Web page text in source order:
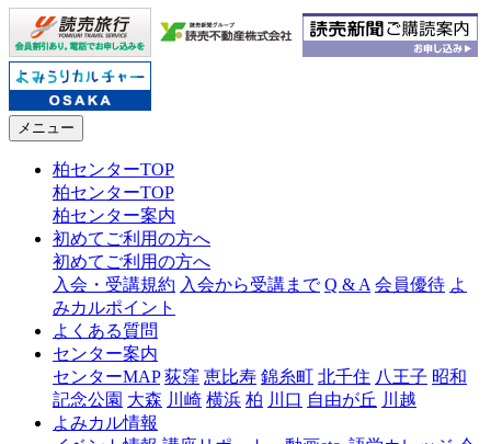
メニュー
柏センターTOP
柏センターTOP
柏センター案内
初めてご利用の方へ
初めてご利用の方へ
入会・受講規約 入会から受講まで Q & A 会員優待 よ
みカルポイント
よくある質問
センター案内
センターMAP 荻窪 恵比寿 錦糸町 北千住 八王子 昭和
記念公園 大森 川崎 横浜 柏 川口 自由が丘 川越
よみカル情報